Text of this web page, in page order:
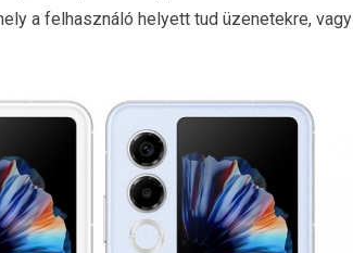
a felhasználó helyett tud üzenetekre, vagy